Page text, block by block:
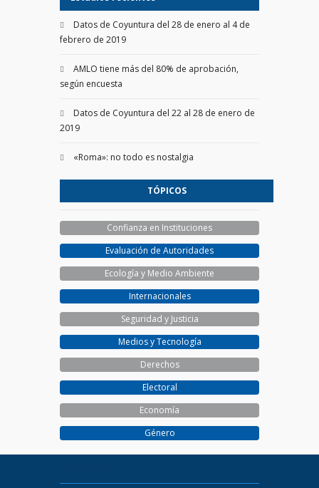
Datos de Coyuntura del 28 de enero al 4 de
febrero de 2019
AMLO tiene más del 80% de aprobación,
según encuesta
Datos de Coyuntura del 22 al 28 de enero de
2019
«Roma»: no todo es nostalgia
TÓPICOS
Confianza en Instituciones
Evaluación de Autoridades
Ecología y Medio Ambiente
Internacionales
Seguridad y Justicia
Medios y Tecnología
Derechos
Electoral
Economía
Género